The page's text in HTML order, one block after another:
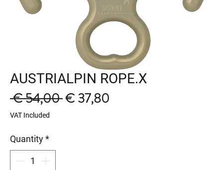
AUSTRIALPIN ROPE.X
€ 54,00 Regular
€ 37,80
VAT Included
Quantity*